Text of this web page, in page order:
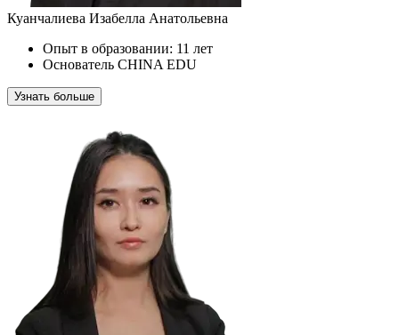
Куанчалиева Изабелла Анатольевна
Опыт в образовании: 11 лет
Основатель CHINA EDU
Узнать больше